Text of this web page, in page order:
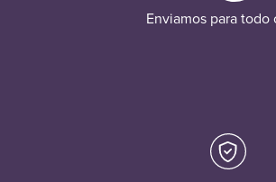
Enviamos para todo